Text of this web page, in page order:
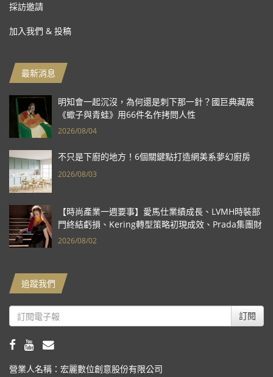
採訪邀請
加入我們 & 投稿
最新消息
明知會一起沉沒，為何還是刺下那一針？國巨典藏展
《蠍子與青蛙》用66件名作拷問人性
2026/08/04
不只是下廚的地方！6個關鍵點打造網美系夢幻廚房
2026/08/03
【時尚產業一週要事】愛馬仕業績成長、LVMH時裝部
門終結虧損、Kering轉型策略初現成效、Prada集團財
報亮眼
2026/08/02
追蹤我們
訂閱
營業人名稱：宏麗數位創意股份有限公司